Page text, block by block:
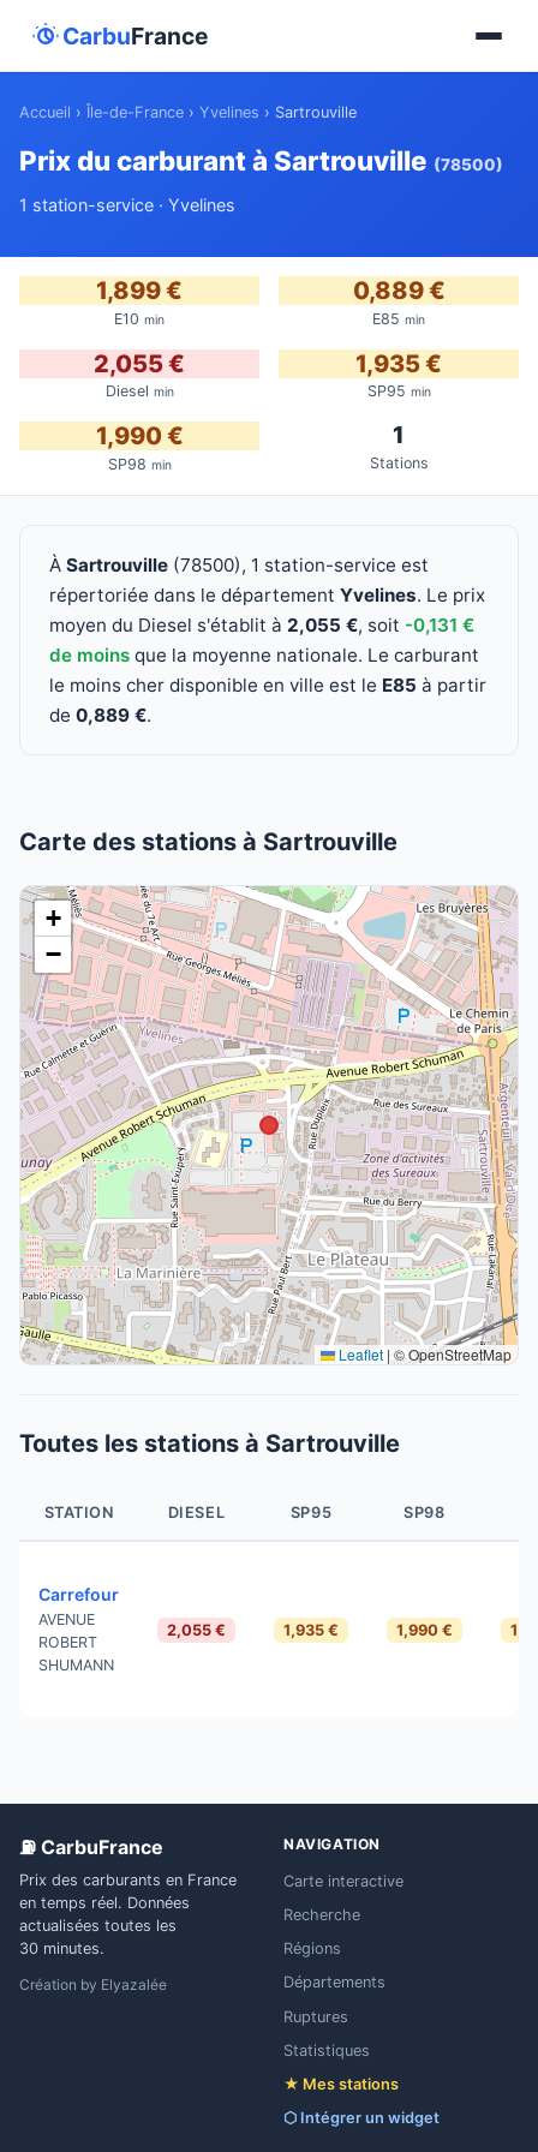
CarbuFrance
Accueil › Île-de-France › Yvelines › Sartrouville
Prix du carburant à Sartrouville (78500)
1 station-service · Yvelines
1,899 €
E10 min
0,889 €
E85 min
2,055 €
Diesel min
1,935 €
SP95 min
1,990 €
SP98 min
1
Stations
À Sartrouville (78500), 1 station-service est
répertoriée dans le département Yvelines. Le prix
moyen du Diesel s'établit à 2,055 €, soit -0,131 €
de moins que la moyenne nationale. Le carburant
le moins cher disponible en ville est le E85 à partir
de 0,889 €.
Carte des stations à Sartrouville
+
−
Leaflet | © OpenStreetMap
Toutes les stations à Sartrouville
STATION DIESEL SP95 SP98
Carrefour
AVENUE
ROBERT
SHUMANN
2,055 € 1,935 € 1,990 €
⛽ CarbuFrance
Prix des carburants en France
en temps réel. Données
actualisées toutes les
30 minutes.
Création by Elyazalée
NAVIGATION
Carte interactive
Recherche
Régions
Départements
Ruptures
Statistiques
★ Mes stations
⬡ Intégrer un widget